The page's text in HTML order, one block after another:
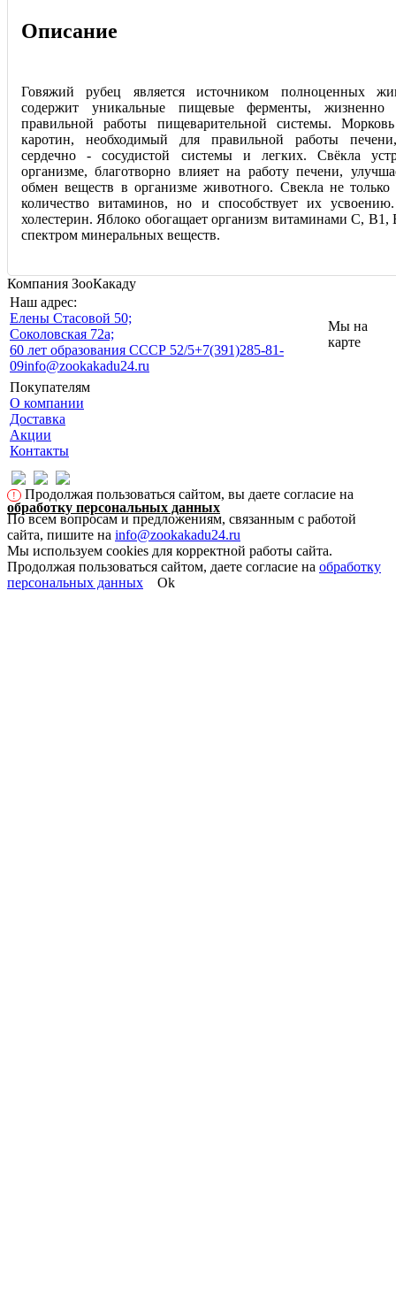
Описание
Говяжий рубец является источником полноценных
содержит уникальные пищевые ферменты, жизненно
правильной работы пищеварительной системы.
каротин, необходимый для правильной работы
сердечно - сосудистой системы и легких. Свёкла
организме, благотворно влияет на работу печени,
обмен веществ в организме животного. Свекла не
количество витаминов, но и способствует их
холестерин. Яблоко обогащает организм витаминами С,
спектром минеральных веществ.
Компания ЗооКакаду
Наш адрес:
Eлены Стасовой 50;
Соколовская 72а;
60 лет образования СССР 52/5+7(391)285-81-
09info@zookakadu24.ru
Мы на
карте
Покупателям
О компании
Доставка
Акции
Контакты
!
Продолжая пользоваться сайтом, вы даете согласие на
обработку персональных данных
По всем вопросам и предложениям, связанным с работой
сайта, пишите на info@zookakadu24.ru
Мы используем cookies для корректной работы сайта.
Продолжая пользоваться сайтом, даете согласие на обработку
персональных данных
Ok